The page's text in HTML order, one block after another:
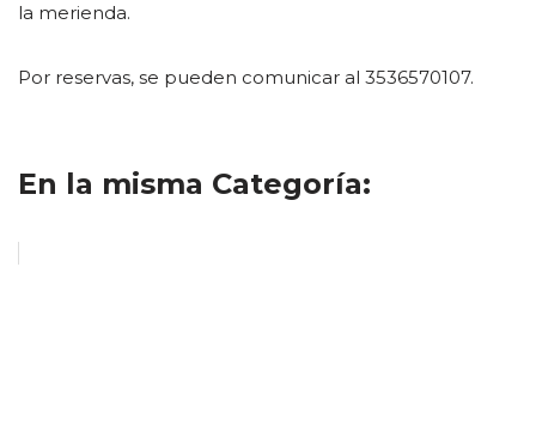
la merienda.
Por reservas, se pueden comunicar al 3536570107.
En la misma Categoría: